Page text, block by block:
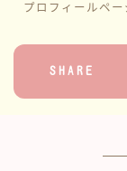
プロフィールペー
SHARE